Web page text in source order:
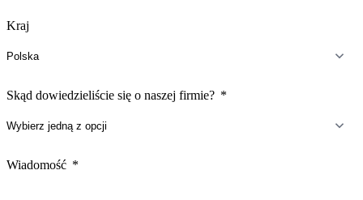
Kraj
Skąd dowiedzieliście się o naszej firmie?
Wiadomość